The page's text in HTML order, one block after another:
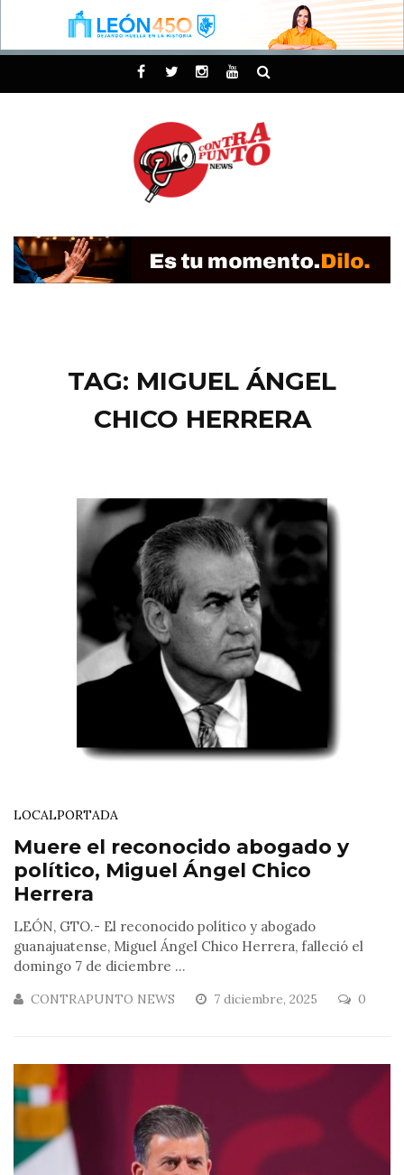
TAG: MIGUEL ÁNGEL
CHICO HERRERA
LOCALPORTADA
Muere el reconocido abogado y
político, Miguel Ángel Chico
Herrera
LEÓN, GTO.- El reconocido político y abogado
guanajuatense, Miguel Ángel Chico Herrera, falleció el
domingo 7 de diciembre ...
CONTRAPUNTO NEWS 7 diciembre, 2025 0